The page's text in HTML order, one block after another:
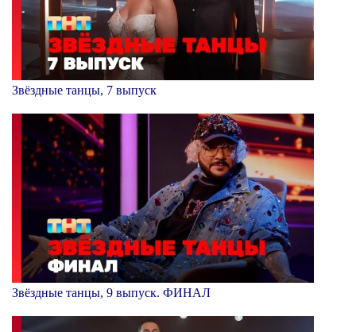
Звёздные танцы, 7 выпуск
Звёздные танцы, 9 выпуск. ФИНАЛ